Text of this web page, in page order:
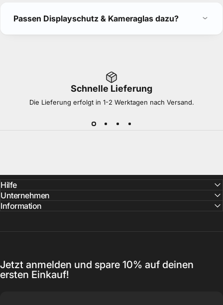
Passen Displayschutz & Kameraglas dazu?
Schnelle Lieferung
Die Lieferung erfolgt in 1-2 Werktagen nach Versand.
Hilfe
Unternehmen
Information
Jetzt anmelden und spare 10% auf deinen
ersten Einkauf!